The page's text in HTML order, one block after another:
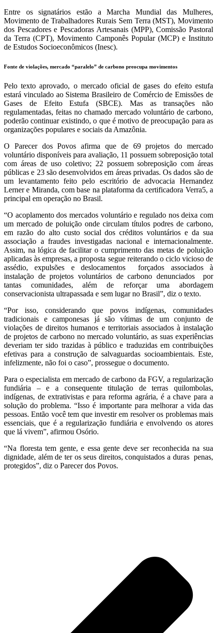
Entre os signatários estão a Marcha Mundial das Mulheres,
Movimento de Trabalhadores Rurais Sem Terra (MST), Movimento
dos Pescadores e Pescadoras Artesanais (MPP), Comissão Pastoral
da Terra (CPT), Movimento Camponês Popular (MCP) e Instituto
de Estudos Socioeconômicos (Inesc).
Fonte de violações, mercado “paralelo” de carbono preocupa movimentos
Pelo texto aprovado, o mercado oficial de gases do efeito estufa
estará vinculado ao Sistema Brasileiro de Comércio de Emissões de
Gases de Efeito Estufa (SBCE). Mas as transações não
regulamentadas, feitas no chamado mercado voluntário de carbono,
poderão continuar existindo, o que é motivo de preocupação para as
organizações populares e sociais da Amazônia.
O Parecer dos Povos afirma que de 69 projetos do mercado
voluntário disponíveis para avaliação, 11 possuem sobreposição total
com áreas de uso coletivo; 22 possuem sobreposição com áreas
públicas e 23 são desenvolvidos em áreas privadas. Os dados são de
um levantamento feito pelo escritório de advocacia Hernandez
Lerner e Miranda, com base na plataforma da certificadora Verra5, a
principal em operação no Brasil.
“O acoplamento dos mercados voluntário e regulado nos deixa com
um mercado de poluição onde circulam títulos podres de carbono,
em razão do alto custo social dos créditos voluntários e da sua
associação a fraudes investigadas nacional e internacionalmente.
Assim, na lógica de facilitar o cumprimento das metas de poluição
aplicadas às empresas, a proposta segue reiterando o ciclo vicioso de
assédio, expulsões e deslocamentos forçados associados à
instalação de projetos voluntários de carbono denunciados por
tantas comunidades, além de reforçar uma abordagem
conservacionista ultrapassada e sem lugar no Brasil”, diz o texto.
“Por isso, considerando que povos indígenas, comunidades
tradicionais e camponesas já são vítimas de um conjunto de
violações de direitos humanos e territoriais associados à instalação
de projetos de carbono no mercado voluntário, as suas experiências
deveriam ter sido trazidas à público e traduzidas em contribuições
efetivas para a construção de salvaguardas socioambientais. Este,
infelizmente, não foi o caso”, prossegue o documento.
Para o especialista em mercado de carbono da FGV, a regularização
fundiária – e a consequente titulação de terras quilombolas,
indígenas, de extrativistas e para reforma agrária, é a chave para a
solução do problema. “Isso é importante para melhorar a vida das
pessoas. Então você tem que investir em resolver os problemas mais
essenciais, que é a regularização fundiária e envolvendo os atores
que lá vivem”, afirmou Osório.
“Na floresta tem gente, e essa gente deve ser reconhecida na sua
dignidade, além de ter os seus direitos, conquistados a duras penas,
protegidos”, diz o Parecer dos Povos.